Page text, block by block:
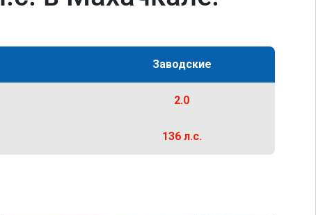
Заводские
2.0
136 л.с.